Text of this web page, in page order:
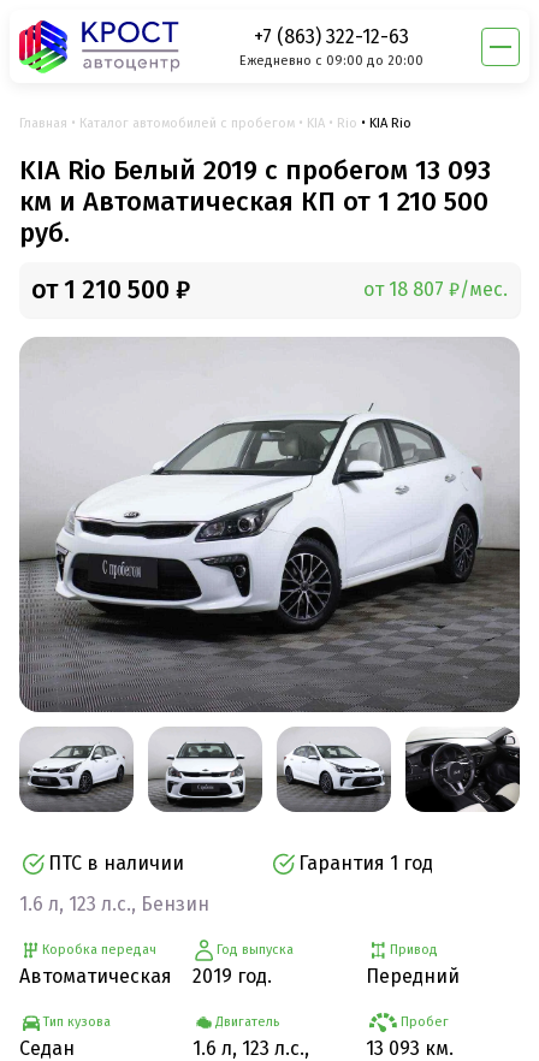
+7 (863) 322-12-63
Ежедневно с 09:00 до 20:00
Главная Каталог автомобилей с пробегом KIA Rio KIA Rio
KIA Rio Белый 2019 с пробегом 13 093
км и Автоматическая КП от 1 210 500
руб.
от 1 210 500 ₽ от 18 807 ₽/мес.
ПТС в наличии
Гарантия 1 год
1.6 л, 123 л.с., Бензин
Коробка передач
Автоматическая
Тип кузова
Седан
Год выпуска
2019 год.
Двигатель
1.6 л, 123 л.с.,
Привод
Передний
Пробег
13 093 км.